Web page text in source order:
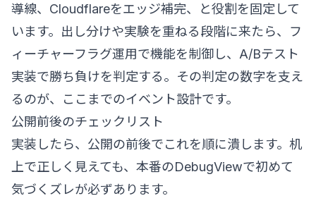
導線、Cloudflareをエッジ補完、と役割を固定して
います。出し分けや実験を重ねる段階に来たら、 フ
ィーチャーフラグ運用で機能を制御し、 A/Bテスト
実装で勝ち負けを判定する。その判定の数字を支え
るのが、ここまでのイベント設計です。
公開前後のチェックリスト
実装したら、公開の前後でこれを順に潰します。机
上で正しく見えても、本番のDebugViewで初めて
気づくズレが必ずあります。